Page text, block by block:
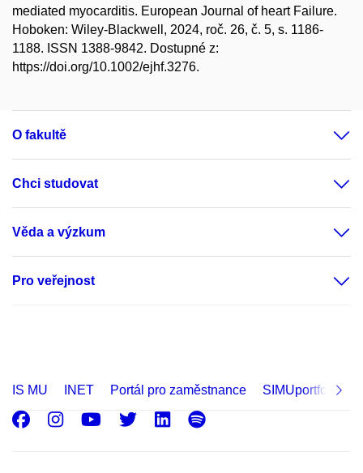
mediated myocarditis. European Journal of heart Failure.
Hoboken: Wiley-Blackwell, 2024, roč. 26, č. 5, s. 1186-
1188. ISSN 1388-9842. Dostupné z:
https://doi.org/10.1002/ejhf.3276.
O fakultě
Chci studovat
Věda a výzkum
Pro veřejnost
IS MU INET Portál pro zaměstnance SIMUportfolio
Facebook
Instagram
Youtube
Twitter
LinkedIn
Spotify